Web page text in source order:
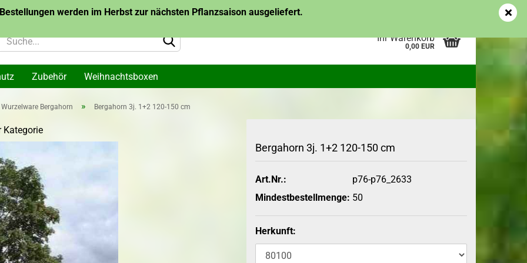
Konto erstellen
Passwort vergessen?
Ihr Warenkorb
0,00 EUR
werden im Herbst zur nächsten Pflanzsaison ausgeliefert.
Themen
Bäume des Jahres
Wurzelware Bäume des
Obstgehölze
Topf-/Containerpflanzen
Ziergehölze
Zubehör Weihnachtsboxen
Wurzelware Bergahorn » Bergahorn 3j. 1+2 120-150 cm
Kategorie
Bergahorn 3j. 1+2 120-150 cm
Art.Nr.:
p76-p76_2633
Mindestbestellmenge: 50
Herkunft: